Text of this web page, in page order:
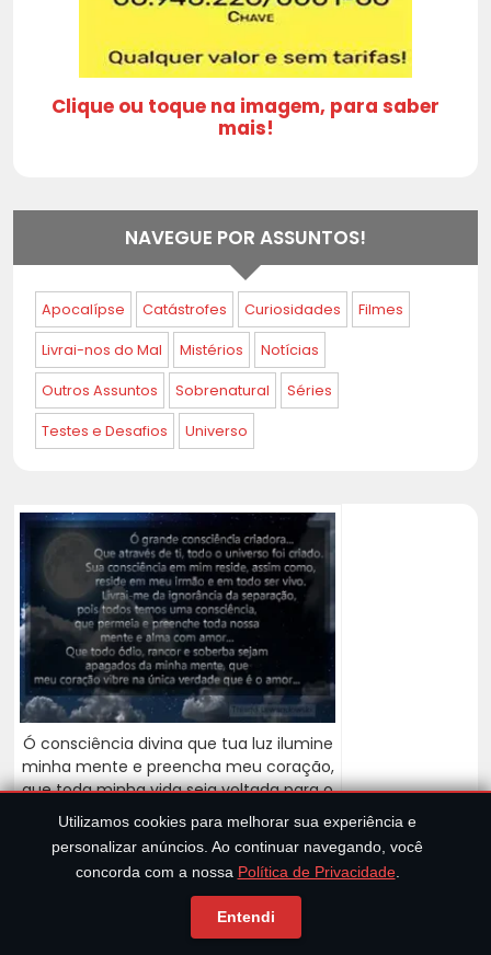
Clique ou toque na imagem, para saber
mais!
NAVEGUE POR ASSUNTOS!
Apocalípse Catástrofes Curiosidades Filmes
Livrai-nos do Mal Mistérios Notícias
Outros Assuntos Sobrenatural Séries
Testes e Desafios Universo
Ó consciência divina que tua luz ilumine
minha mente e preencha meu coração,
que toda minha vida seja voltada para o
amor, possuindo a qualidade de amar
toda a vida ao meu redor... Que eu
possar ser um criador de novas
oportunidades para o amor... Que minha
inteligência sempre navegue em direção
da luz, inspirando novas ideias sempre
Utilizamos cookies para melhorar sua experiência e
personalizar anúncios. Ao continuar navegando, você
concorda com a nossa Política de Privacidade.
Entendi